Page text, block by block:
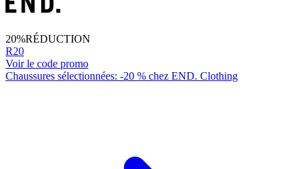
20%RÉDUCTION
R20
Voir le code promo
Chaussures sélectionnées: -20 % chez END. Clothing